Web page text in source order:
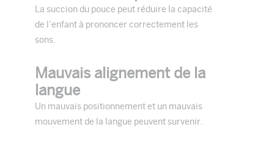
La succion du pouce peut réduire la capacité
de l’enfant à prononcer correctement les
sons.
Mauvais alignement de la
langue
Un mauvais positionnement et un mauvais
mouvement de la langue peuvent survenir.